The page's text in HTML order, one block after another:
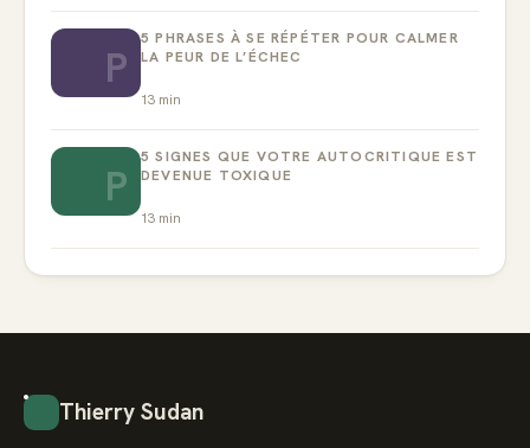
P
5 PHRASES À SE RÉPÉTER POUR CALMER
LA PEUR DE L’ÉCHEC
13 min
P
5 SIGNES QUE VOTRE AUTOCRITIQUE EST
DEVENUE TOXIQUE
13 min
Thierry Sudan